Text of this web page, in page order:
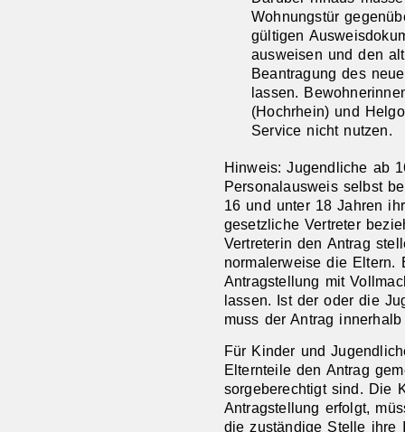
Wohnungstür
gültigen
ausweisen und den
Beantragung des
lassen.
(Hochrhein) und
Service nicht nutzen.
Hinweis: Jugendliche ab
Personalausweis selbst
16 und unter 18 Jahren
gesetzliche Vertreter
Vertreterin den Antrag
normalerweise die
Antragstellung mit
lassen. Ist der oder die
muss der Antrag
Für Kinder und
Elternteile den Antrag
sorgeberechtigt sind. Die
Antragstellung erfolgt,
die zuständige Stelle ihre